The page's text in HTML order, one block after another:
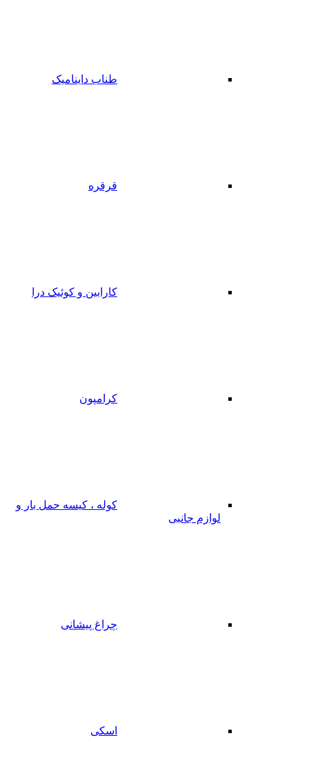
طناب داینامیک
قرقره
کارابین و کوئیک درا
کرامپون
کوله ، کیسه حمل بار و
لوازم جانبی
چراغ پیشانی
اسکی